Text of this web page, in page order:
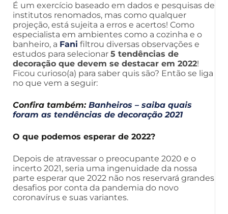
É um exercício baseado em dados e pesquisas de
institutos renomados, mas como qualquer
projeção, está sujeita a erros e acertos! Como
especialista em ambientes como a cozinha e o
banheiro, a Fani filtrou diversas observações e
estudos para selecionar 5 tendências de
decoração que devem se destacar em 2022!
Ficou curioso(a) para saber quis são? Então se liga
no que vem a seguir:
Confira também: Banheiros – saiba quais
foram as tendências de decoração 2021
O que podemos esperar de 2022?
Depois de atravessar o preocupante 2020 e o
incerto 2021, seria uma ingenuidade da nossa
parte esperar que 2022 não nos reservará grandes
desafios por conta da pandemia do novo
coronavírus e suas variantes.